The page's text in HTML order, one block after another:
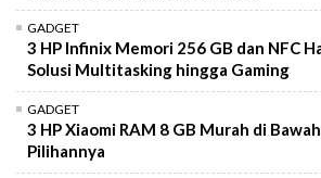
GADGET
3 HP Infinix Memori 256 GB dan NFC
Solusi Multitasking hingga Gaming
GADGET
3 HP Xiaomi RAM 8 GB Murah di
Pilihannya